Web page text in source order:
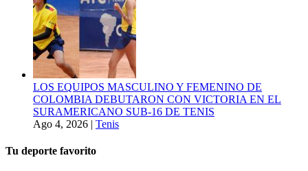
LOS EQUIPOS MASCULINO Y FEMENINO DE
COLOMBIA DEBUTARON CON VICTORIA EN EL
SURAMERICANO SUB-16 DE TENIS
Ago 4, 2026 | Tenis
Tu deporte favorito